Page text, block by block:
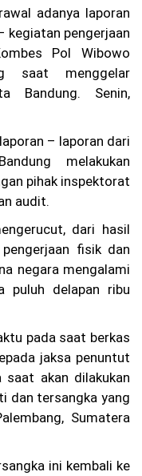
adanya laporan
kegiatan pengerjaan
Pol Wibowo
saat menggelar
Bandung. Senin,
– laporan dari
melakukan
pihak inspektorat
audit.
dari hasil
fisik dan
negara mengalami
puluh delapan ribu
pada saat berkas
jaksa penuntut
saat akan dilakukan
dan tersangka yang
Sumatera
ini kembali ke